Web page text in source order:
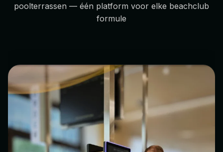
poolterrassen — één platform voor elke beachclub
formule